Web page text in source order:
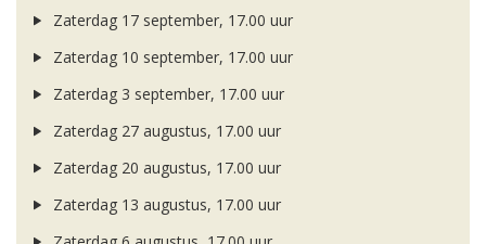
Zaterdag 17 september, 17.00 uur
Zaterdag 10 september, 17.00 uur
Zaterdag 3 september, 17.00 uur
Zaterdag 27 augustus, 17.00 uur
Zaterdag 20 augustus, 17.00 uur
Zaterdag 13 augustus, 17.00 uur